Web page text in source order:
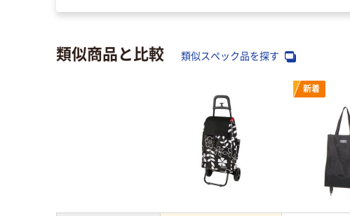
類似商品と比較 類似スペック品を探す
新着